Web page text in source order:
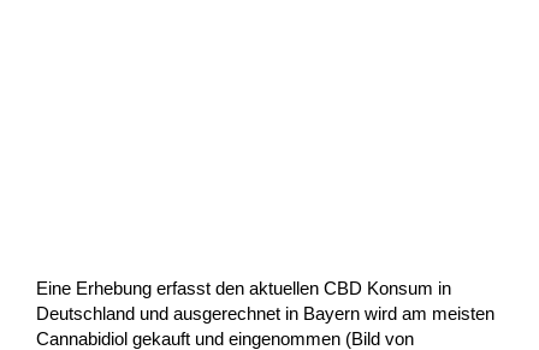
Eine Erhebung erfasst den aktuellen CBD Konsum in
Deutschland und ausgerechnet in Bayern wird am meisten
Cannabidiol gekauft und eingenommen (Bild von